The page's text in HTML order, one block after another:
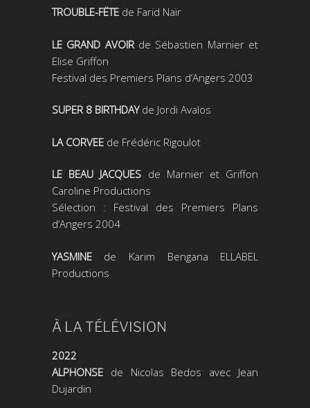
TROUBLE-FËTEde Farid Naïr
LE GRAND AVOIR de Sébastien Marnier et
Elise Griffon
Festival des Premiers Plans d’Angers 2003
SUPER 8 BIRTHDAY de Jordi Avalos
LA CORVEE de Frédéric Rigoulot
LE BEAU JACQUES de Marnier et Griffon
Caroline Productions
Sélection : Festival des Premiers Plans
d’Angers 2004
YASMINEde Karim Bengana ELLABEL
Productions
À LA TÉLÉVISION
2022
ALPHONSE de Nicolas Bedos avec Jean
Dujardin